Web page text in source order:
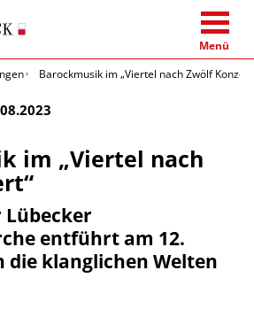
Menü
Barockmusik im „Viertel nach Zwölf
im „Viertel nach
Lübecker
entführt am 12.
die klanglichen Welten